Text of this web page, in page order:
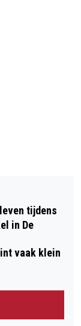
tijdens
in De
vaak klein